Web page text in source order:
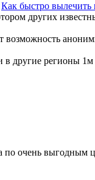
Как быстро
других
в другие регионы 1м
по очень выгодным